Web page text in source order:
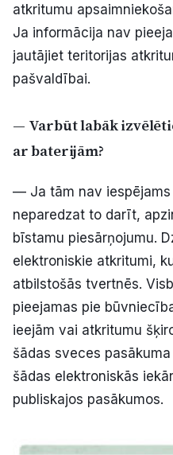
atkritumu
Ja informācija nav
jautājiet teritorijas
pašvaldībai.
— Varbūt labāk
ar baterijām?
— Ja tām nav
neparedzat to darīt,
bīstamu piesārņojumu.
elektroniskie atkritumi,
atbilstošās tvertnēs.
pieejamas pie
ieejām vai atkritumu
šādas sveces
šādas elektroniskās
publiskajos pasākumos.